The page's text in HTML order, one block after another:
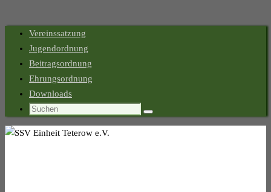
Zum
springen
Vereinssatzung
Jugendordnung
Beitragsordnung
Ehrungsordnung
Downloads
Suchen
Suchen